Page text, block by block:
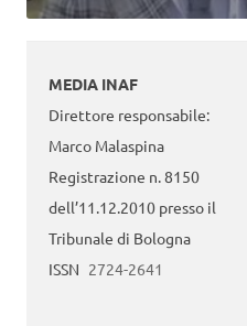
MEDIA INAF
Direttore responsabile:
Marco Malaspina
Registrazione n. 8150
dell’11.12.2010 presso il
Tribunale di Bologna
ISSN 2724-2641